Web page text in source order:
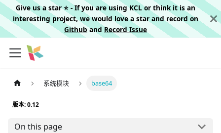
Give us a star ⭐️ - If you are using KCL or think it is an
interesting project, we would love a star and record on
Githuband Record Issue
系统模块 base64
版本: 0.12
On this page